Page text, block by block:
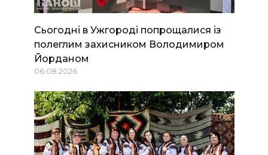
Сьогодні в Ужгороді попрощалися із
полеглим захисником Володимиром
Йорданом
06.08.2026